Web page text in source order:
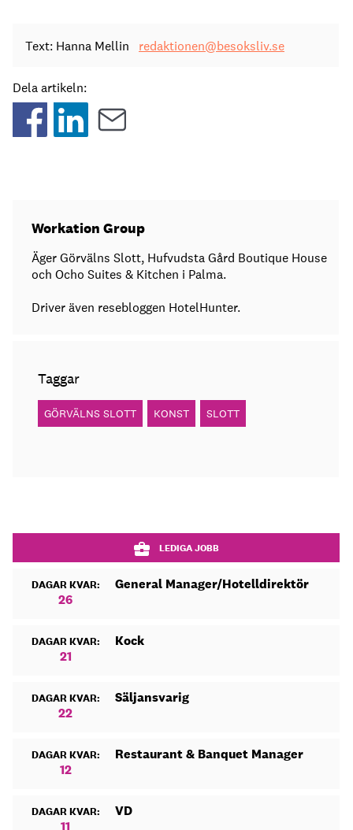
Text: Hanna Mellin redaktionen@besoksliv.se
Dela artikeln:
Workation Group
Äger Görvälns Slott, Hufvudsta Gård Boutique House
och Ocho Suites & Kitchen i Palma.
Driver även resebloggen HotelHunter.
Taggar
GÖRVÄLNS SLOTT KONST SLOTT
LEDIGA JOBB
DAGAR KVAR:
26
General Manager/Hotelldirektör
DAGAR KVAR:
21
Kock
DAGAR KVAR:
22
Säljansvarig
DAGAR KVAR:
12
Restaurant & Banquet Manager
DAGAR KVAR:
11
VD